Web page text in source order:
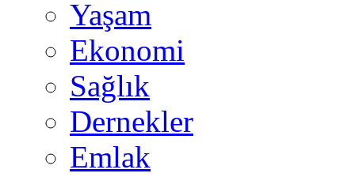
Yaşam
Ekonomi
Sağlık
Dernekler
Emlak